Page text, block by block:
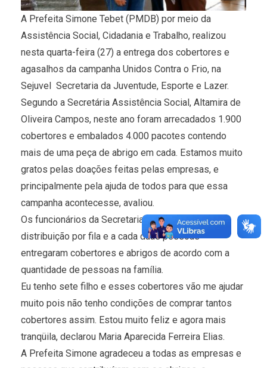
A Prefeita Simone Tebet (PMDB) por meio da
Assistência Social, Cidadania e Trabalho, realizou
nesta quarta-feira (27) a entrega dos cobertores e
agasalhos da campanha Unidos Contra o Frio, na
Sejuvel  Secretaria da Juventude, Esporte e Lazer.
Segundo a Secretária Assistência Social, Altamira de
Oliveira Campos, neste ano foram arrecadados 1.900
cobertores e embalados 4.000 pacotes contendo
mais de uma peça de abrigo em cada. Estamos muito
gratos pelas doações feitas pelas empresas, e
principalmente pela ajuda de todos para que essa
campanha acontecesse, avaliou.
Os funcionários da Secretaria organizaram a
distribuição por fila e a cada duas pessoas
entregaram cobertores e abrigos de acordo com a
quantidade de pessoas na família.
Eu tenho sete filho e esses cobertores vão me ajudar
muito pois não tenho condições de comprar tantos
cobertores assim. Estou muito feliz e agora mais
tranqüila, declarou Maria Aparecida Ferreira Elias.
A Prefeita Simone agradeceu a todas as empresas e